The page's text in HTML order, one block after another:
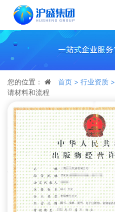
您的位置： 首页 > 行业资质 >
请材料和流程